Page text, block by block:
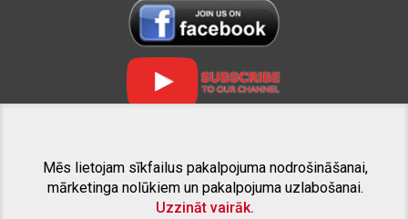
SAISTĪTIE PROJEKTI
Mēs lietojam sīkfailus pakalpojuma nodrošināšanai,
mārketinga nolūkiem un pakalpojuma uzlabošanai.
Uzzināt vairāk.